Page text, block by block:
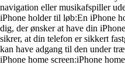
navigation eller musikafspiller
iPhone holder til løb:En iPhone
dig, der ønsker at have din
sikrer, at din telefon er sikkert
kan have adgang til den under
iPhone home screen:iPhone